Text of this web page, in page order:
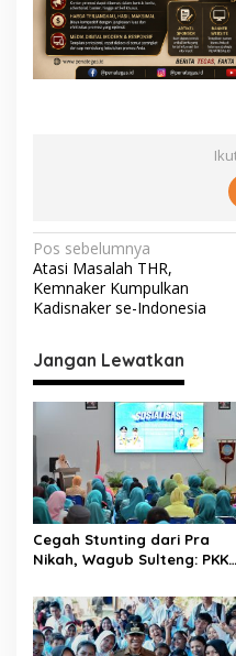
N
a
v
i
g
a
s
i
p
o
s
Pos sebelumnya
Atasi Masalah THR,
Kemnaker Kumpulkan
Kadisnaker se-Indonesia
Jangan Lewatkan
Cegah Stunting dari Pra
Nikah, Wagub Sulteng: PKK
Selamatkan Generasi Emas